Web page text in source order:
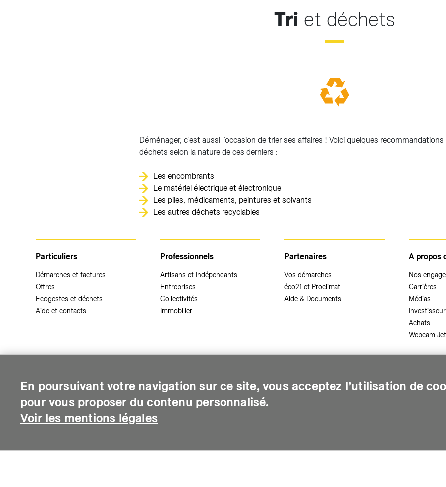
En poursuivant votre navigation sur ce site, vous acceptez l’utilisation de
pour vous proposer du contenu personnalisé.
Voir les mentions légales
Tri et déchets
Déménager, c’est aussi l’occasion de trier ses affaires ! Voici quelques
déchets selon la nature de ces derniers :
Les encombrants
Le matériel électrique et électronique
Les piles, médicaments, peintures et solvants
Les autres déchets recyclables
Particuliers
Démarches et factures
Offres
Ecogestes et déchets
Aide et contacts
Professionnels
Artisans et Indépendants
Entreprises
Collectivités
Immobilier
Partenaires
Vos démarches
éco21 et Proclimat
Aide & Documents
A propos
Nos
Carrières
Médias
Achats
Webcam
Ce site a un faible impact environnemental, en savoir plus
SIG est une entreprise suisse au service de plus de 500 000 personnes sur le canton de Genève. Chaque jour, elle leur assure des